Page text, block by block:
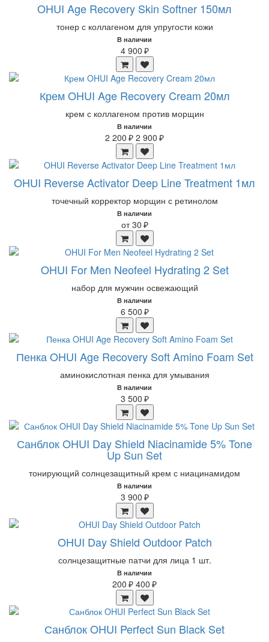
OHUI Age Recovery Skin Softner 150мл
тонер с коллагеном для упругости кожи
В наличии
4 900 ₽
Крем OHUI Age Recovery Cream 20мл
крем с коллагеном против морщин
В наличии
2 200 ₽ 2 900 ₽
OHUI Reverse Activator Deep Line Treatment 1мл
точечный корректор морщин с ретинолом
В наличии
от 30 ₽
OHUI For Men Neofeel Hydrating 2 Set
набор для мужчин освежающий
В наличии
6 500 ₽
Пенка OHUI Age Recovery Soft Amino Foam Set
аминокислотная пенка для умывания
В наличии
3 500 ₽
Санблок OHUI Day Shield Niacinamide 5% Tone
Up Sun Set
тонирующий солнцезащитный крем с ниацинамидом
В наличии
3 900 ₽
OHUI Day Shield Outdoor Patch
солнцезащитные патчи для лица 1 шт.
В наличии
200 ₽ 400 ₽
Санблок OHUI Perfect Sun Black Set